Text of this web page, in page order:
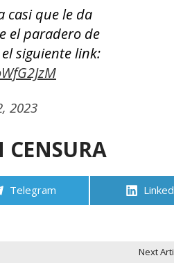
casi que le da
el paradero de
siguiente link:
2023
Compartir
Telegram
Next